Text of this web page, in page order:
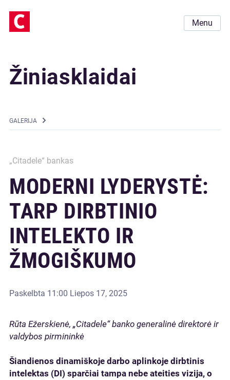
Menu
Žiniasklaidai
GALERIJA
„Citadele“ bankas
MODERNI LYDERYSTĖ:
TARP DIRBTINIO
INTELEKTO IR
ŽMOGIŠKUMO
Paskelbta 11:00 Liepos 17, 2025
Rūta Ežerskienė, „Citadele“ banko generalinė direktorė ir
valdybos pirmininkė
Šiandienos dinamiškoje darbo aplinkoje dirbtinis
intelektas (DI) sparčiai tampa nebe ateities vizija, o